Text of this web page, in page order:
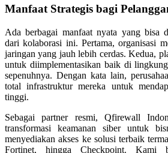
Manfaat Strategis bagi
Ada berbagai manfaat nyata yang bisa
dari kolaborasi ini. Pertama, organisasi
jaringan yang jauh lebih cerdas. Kedua,
untuk diimplementasikan baik di
sepenuhnya. Dengan kata lain,
total infrastruktur mereka untuk
tinggi.
Sebagai partner resmi, Qfirewall
transformasi keamanan siber untuk
menyediakan akses ke solusi terbaik
Fortinet, hingga Checkpoint. Kami